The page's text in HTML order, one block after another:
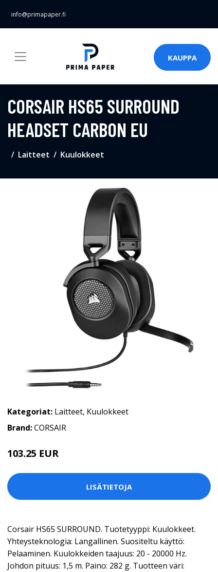
info@primapaper.fi
KAUPPA
CORSAIR HS65 SURROUND
HEADSET CARBON EU
Laitteet Kuulokkeet
Kategoriat: Laitteet, Kuulokkeet
Brand:CORSAIR
103.25 EUR
LISÄTIETOJA
Corsair HS65 SURROUND. Tuotetyyppi: Kuulokkeet.
Yhteysteknologia: Langallinen. Suositeltu käyttö:
Pelaaminen. Kuulokkeiden taajuus: 20 - 20000 Hz.
Johdon pituus: 1,5 m. Paino: 282 g. Tuotteen väri: